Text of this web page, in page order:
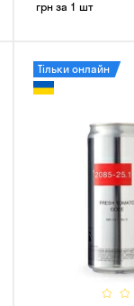
грн за 1 шт
Тільки онлайн